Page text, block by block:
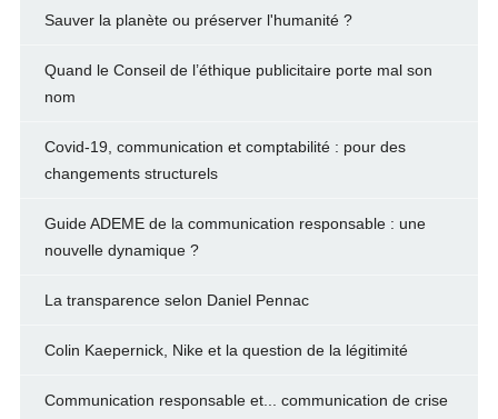
Sauver la planète ou préserver l'humanité ?
Quand le Conseil de l’éthique publicitaire porte mal son
nom
Covid-19, communication et comptabilité : pour des
changements structurels
Guide ADEME de la communication responsable : une
nouvelle dynamique ?
La transparence selon Daniel Pennac
Colin Kaepernick, Nike et la question de la légitimité
Communication responsable et... communication de crise